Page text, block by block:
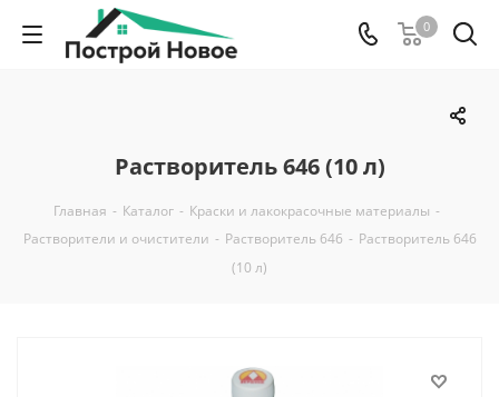
0
Растворитель 646 (10 л)
Главная - Каталог - Краски и лакокрасочные материалы -
Растворители и очистители - Растворитель 646 - Растворитель 646
(10 л)